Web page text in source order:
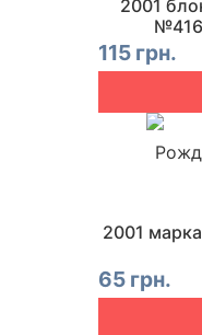
2001
115 грн.
2001
65 грн.